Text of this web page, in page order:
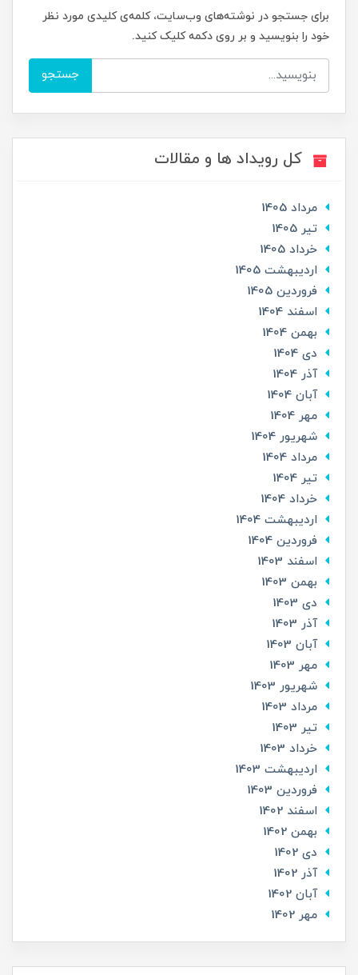
برای جستجو در نوشته‌های وب‌سایت، کلمه‌ی کلیدی مورد نظر
خود را بنویسید و بر روی دکمه کلیک کنید.
جستجو
کل رویداد ها و مقالات
مرداد 1405
تير 1405
خرداد 1405
ارديبهشت 1405
فروردین 1405
اسفند 1404
بهمن 1404
دی 1404
آذر 1404
آبان 1404
مهر 1404
شهریور 1404
مرداد 1404
تير 1404
خرداد 1404
ارديبهشت 1404
فروردین 1404
اسفند 1403
بهمن 1403
دی 1403
آذر 1403
آبان 1403
مهر 1403
شهریور 1403
مرداد 1403
تير 1403
خرداد 1403
ارديبهشت 1403
فروردین 1403
اسفند 1402
بهمن 1402
دی 1402
آذر 1402
آبان 1402
مهر 1402